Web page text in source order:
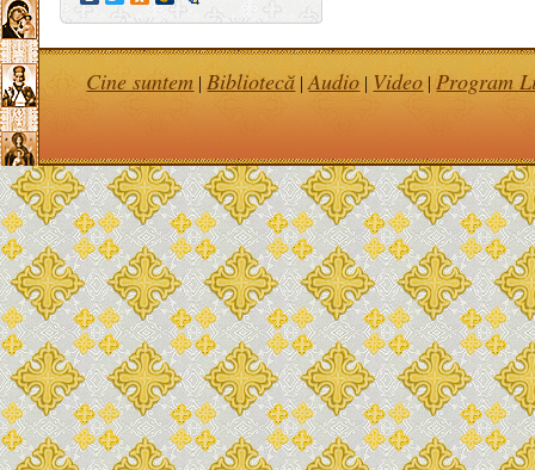
Cine suntem | Bibliotecă |Audio | Video | Program